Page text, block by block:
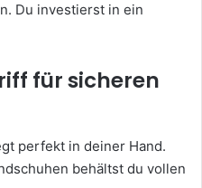
Du investierst in ein
für sicheren
perfekt in deiner Hand.
behältst du vollen